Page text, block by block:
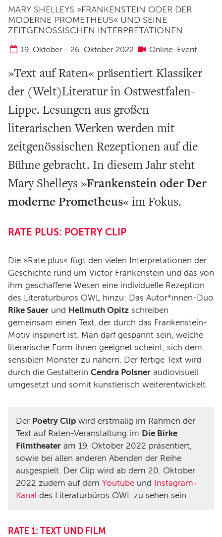
Verein und Förderung
Pool 1000
Publikationen
KARTEN
SERVICE
Für Autor*innen
Informiert bleiben
Presse
Häufige Fragen
Barrierefreiheit
MARY SHELLEYS »FRANKENSTEIN ODER DER
MODERNE PROMETHEUS« UND SEINE
ZEITGENÖSSISCHEN INTERPRETATIONEN
19. Oktober - 26. Oktober 2022 Online-Event
»Text auf Raten« präsentiert Klassiker
der (Welt)Literatur in Ostwestfalen-
Lippe. Lesungen aus großen
literarischen Werken werden mit
zeitgenössischen Rezeptionen auf die
Bühne gebracht. In diesem Jahr steht
Mary Shelleys »Frankenstein oder Der
moderne Prometheus« im Fokus.
RATE PLUS: POETRY CLIP
Die »Rate plus« fügt den vielen Interpretationen der
Geschichte rund um Victor Frankenstein und das von
ihm geschaffene Wesen eine individuelle Rezeption
des Literaturbüros OWL hinzu: Das Autor*innen-Duo
Rike Sauer und Hellmuth Opitz schreiben
gemeinsam einen Text, der durch das Frankenstein-
Motiv inspiriert ist. Man darf gespannt sein, welche
literarische Form ihnen geeignet scheint, sich dem
sensiblen Monster zu nähern. Der fertige Text wird
durch die Gestalterin Cendra Polsner audiovisuell
umgesetzt und somit künstlerisch weiterentwickelt.
Der Poetry Clip wird erstmalig im Rahmen der
Text auf Raten-Veranstaltung im Die Birke
Filmtheater am 19. Oktober 2022 präsentiert,
sowie bei allen anderen Abenden der Reihe
ausgespielt. Der Clip wird ab dem 20. Oktober
2022 zudem auf dem Youtube und
Instagram-
Kanal des Literaturbüros OWL zu sehen sein.
RATE 1: TEXT UND FILM